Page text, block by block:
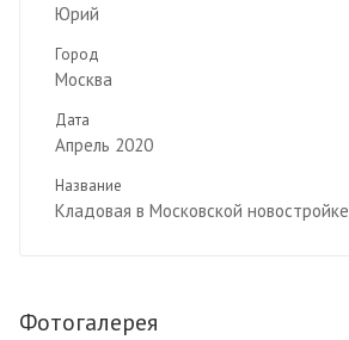
Юрий
Город
Москва
Дата
Апрель 2020
Название
Кладовая в Московской новостройке
Фотогалерея